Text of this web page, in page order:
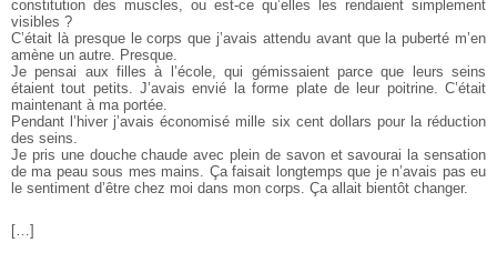
constitution des muscles, ou est-ce qu’elles les rendaient simplement
visibles ?
C’était là presque le corps que j’avais attendu avant que la puberté m’en
amène un autre. Presque.
Je pensai aux filles à l’école, qui gémissaient parce que leurs seins
étaient tout petits. J’avais envié la forme plate de leur poitrine. C’était
maintenant à ma portée.
Pendant l’hiver j’avais économisé mille six cent dollars pour la réduction
des seins.
Je pris une douche chaude avec plein de savon et savourai la sensation
de ma peau sous mes mains. Ça faisait longtemps que je n’avais pas eu
le sentiment d’être chez moi dans mon corps. Ça allait bientôt changer.
[…]